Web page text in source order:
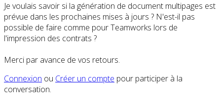
Je voulais savoir si la génération de document multipages est
prévue dans les prochaines mises à jours ? N'est-il pas
possible de faire comme pour Teamworks lors de
l'impression des contrats ?
Merci par avance de vos retours.
Connexion ou Créer un compte pour participer à la
conversation.